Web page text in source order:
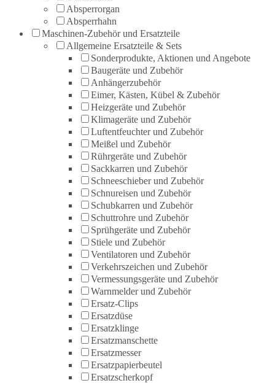
Absperrorgan
Absperrhahn
Maschinen-Zubehör und Ersatzteile
Allgemeine Ersatzteile & Sets
Sonderprodukte, Aktionen und Angebote
Baugeräte und Zubehör
Anhängerzubehör
Eimer, Kästen, Kübel & Zubehör
Heizgeräte und Zubehör
Klimageräte und Zubehör
Luftentfeuchter und Zubehör
Meißel und Zubehör
Rührgeräte und Zubehör
Sackkarren und Zubehör
Schneeschieber und Zubehör
Schnureisen und Zubehör
Schubkarren und Zubehör
Schuttrohre und Zubehör
Sprühgeräte und Zubehör
Stiele und Zubehör
Ventilatoren und Zubehör
Verkehrszeichen und Zubehör
Vermessungsgeräte und Zubehör
Warnmelder und Zubehör
Ersatz-Clips
Ersatzdüse
Ersatzklinge
Ersatzmanschette
Ersatzmesser
Ersatzpapierbeutel
Ersatzscherkopf